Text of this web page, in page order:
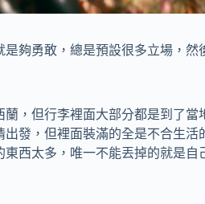
夠勇敢，總是預設很多立場，然
，但行李裡面大部分都是到了當
發，但裡面裝滿的全是不合生活
西太多，唯一不能丟掉的就是自